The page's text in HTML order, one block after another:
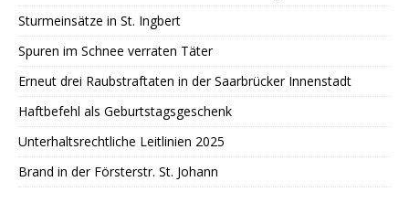
Sturmeinsätze in St. Ingbert
Spuren im Schnee verraten Täter
Erneut drei Raubstraftaten in der Saarbrücker Innenstadt
Haftbefehl als Geburtstagsgeschenk
Unterhaltsrechtliche Leitlinien 2025
Brand in der Försterstr. St. Johann